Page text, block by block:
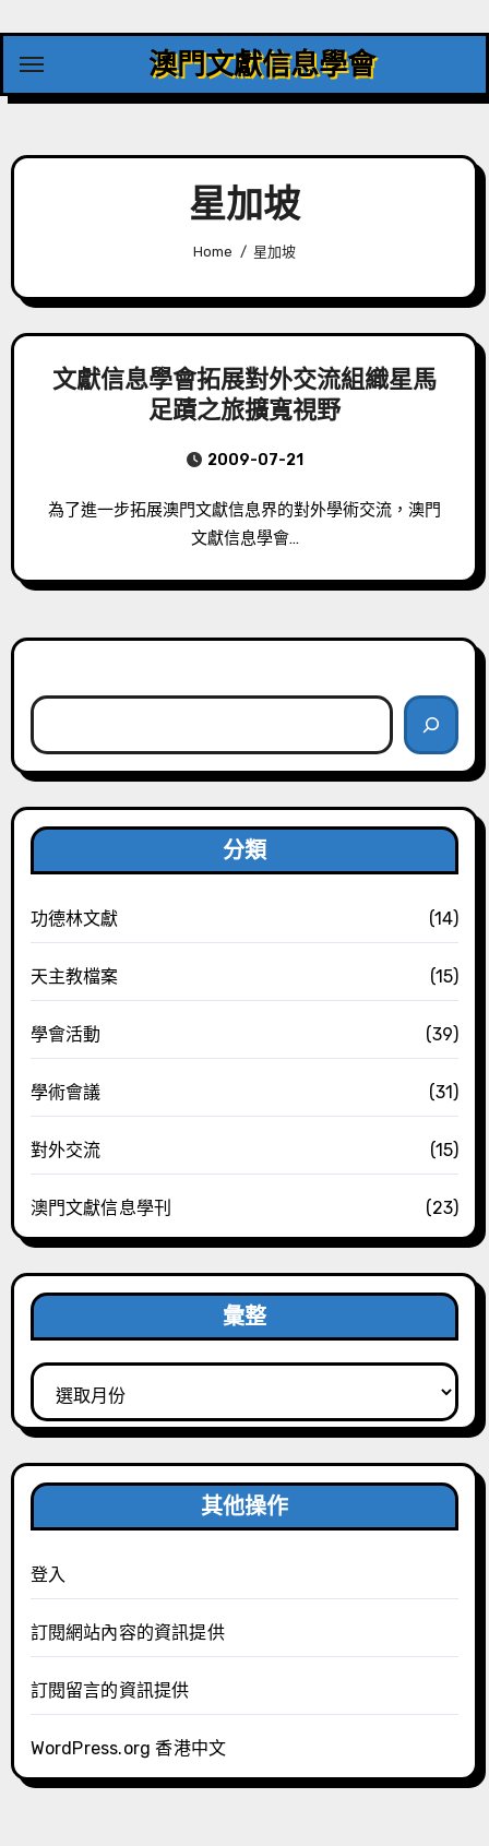
content
澳門文獻信息學會
星加坡
Home 星加坡
文獻信息學會拓展對外交流組織星馬
足蹟之旅擴寬視野
2009-07-21
為了進一步拓展澳門文獻信息界的對外學術交流，澳門
文獻信息學會…
分類
功德林文獻 (14)
天主教檔案 (15)
學會活動 (39)
學術會議 (31)
對外交流 (15)
澳門文獻信息學刊 (23)
彙整
彙
整
其他操作
登入
訂閱網站內容的資訊提供
訂閱留言的資訊提供
WordPress.org 香港中文